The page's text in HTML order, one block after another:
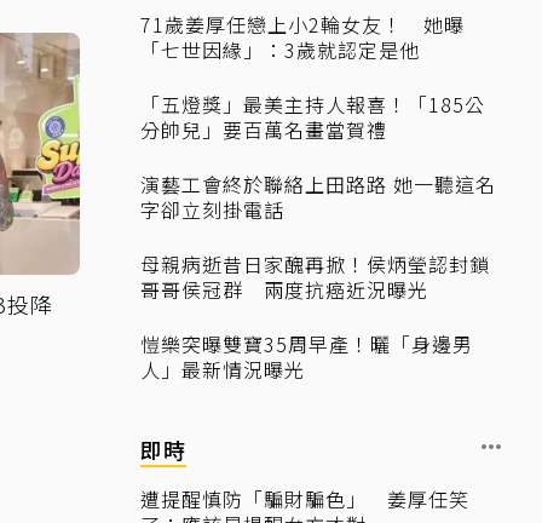
降
71歲姜厚任戀上小2輪女友！ 她曝
「七世因緣」：3歲就認定是他
「五燈獎」最美主持人報喜！「185公
分帥兒」要百萬名畫當賀禮
演藝工會終於聯絡上田路路 她一聽這名
字卻立刻掛電話
母親病逝昔日家醜再掀！侯炳瑩認封鎖
哥哥侯冠群 兩度抗癌近況曝光
愷樂突曝雙寶35周早產！曬「身邊男
人」最新情況曝光
即時
遭提醒慎防「騙財騙色」 姜厚任笑